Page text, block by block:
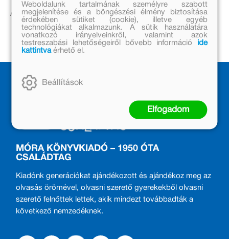
A teljes képregény kínálatunkat>>ITT<< találod
MÓRA KÖNYVKIADÓ – 1950 ÓTA
CSALÁDTAG
Kiadónk generációkat ajándékozott és ajándékoz meg az
olvasás örömével, olvasni szerető gyerekekből olvasni
szerető felnőttek lettek, akik mindezt továbbadták a
következő nemzedéknek.
Weboldalunk tartalmának személyre szabott
megjelenítése és a böngészési élmény biztosítása
érdekében sütiket (cookie), illetve egyéb
technológiákat alkalmazunk. A sütik használatára
vonatkozó irányelveinkről, valamint azok
testreszabási lehetőségeiről bővebb információ
ide
kattintvaérhető el.
Beállítások
Elfogadom